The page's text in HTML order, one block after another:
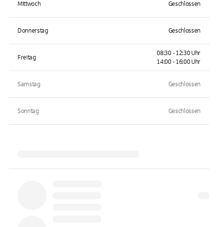
Mittwoch Geschlossen
Donnerstag Geschlossen
Freitag
08:30 - 12:30 Uhr
14:00 - 16:00 Uhr
Samstag Geschlossen
Sonntag Geschlossen